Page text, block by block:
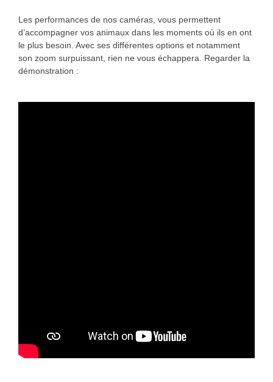
Les performances de nos caméras, vous permettent
d’accompagner vos animaux dans les moments où ils en ont
le plus besoin. Avec ses différentes options et notamment
son zoom surpuissant, rien ne vous échappera. Regarder la
démonstration :